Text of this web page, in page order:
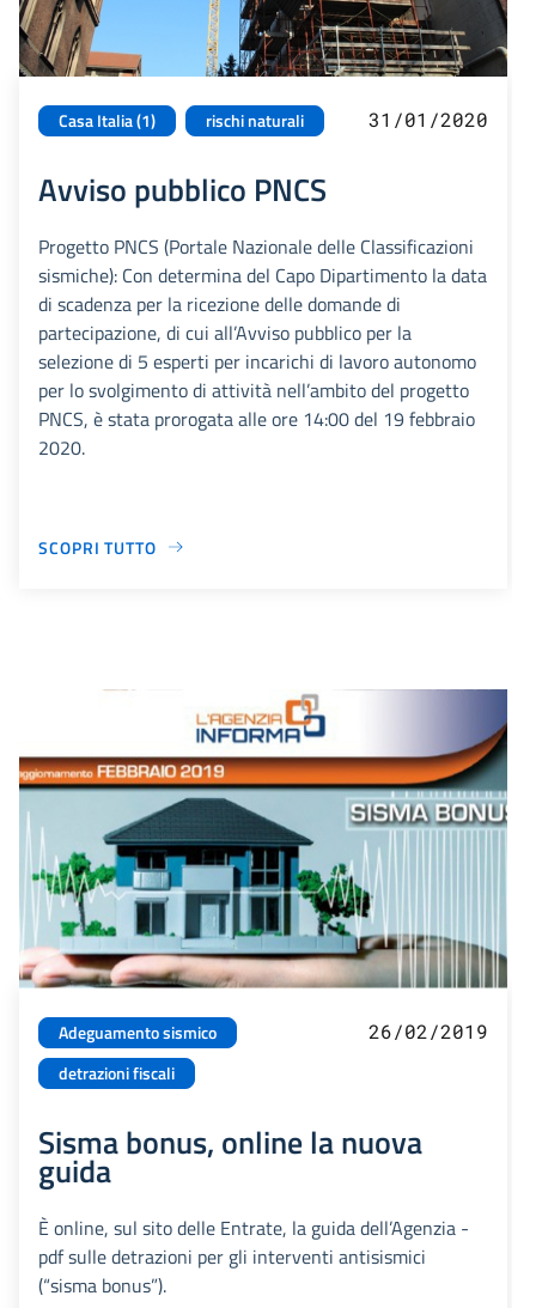
Casa Italia (1) rischi naturali 31/01/2020
Avviso pubblico PNCS
Progetto PNCS (Portale Nazionale delle Classificazioni
sismiche): Con determina del Capo Dipartimento la data
di scadenza per la ricezione delle domande di
partecipazione, di cui all’Avviso pubblico per la
selezione di 5 esperti per incarichi di lavoro autonomo
per lo svolgimento di attività nell’ambito del progetto
PNCS, è stata prorogata alle ore 14:00 del 19 febbraio
2020.
SCOPRI TUTTO
Adeguamento sismico
detrazioni fiscali
26/02/2019
Sisma bonus, online la nuova
guida
È online, sul sito delle Entrate, la guida dell’Agenzia -
pdf sulle detrazioni per gli interventi antisismici
(“sisma bonus”).